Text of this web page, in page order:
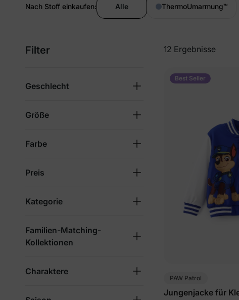
Nach Stoff einkaufen: Alle ThermoUmarmung™
12 Ergebnisse
Filter
Geschlecht
Größe
Farbe
Preis
Kategorie
Familien-Matching-
Kollektionen
Charaktere
Best Seller
PAW Patrol
Jungenjacke für